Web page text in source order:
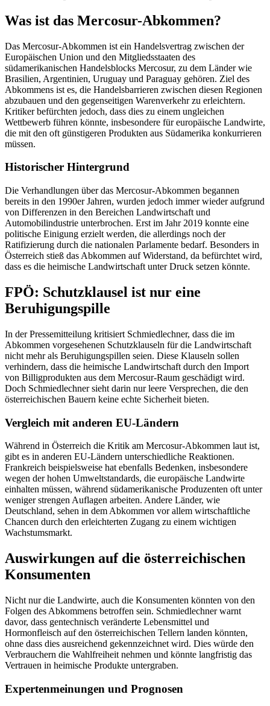
Was ist das Mercosur-Abkommen?
Das Mercosur-Abkommen ist ein Handelsvertrag zwischen der
Europäischen Union und den Mitgliedsstaaten des
südamerikanischen Handelsblocks Mercosur, zu dem Länder wie
Brasilien, Argentinien, Uruguay und Paraguay gehören. Ziel des
Abkommens ist es, die Handelsbarrieren zwischen diesen Regionen
abzubauen und den gegenseitigen Warenverkehr zu erleichtern.
Kritiker befürchten jedoch, dass dies zu einem ungleichen
Wettbewerb führen könnte, insbesondere für europäische Landwirte,
die mit den oft günstigeren Produkten aus Südamerika konkurrieren
müssen.
Historischer Hintergrund
Die Verhandlungen über das Mercosur-Abkommen begannen
bereits in den 1990er Jahren, wurden jedoch immer wieder aufgrund
von Differenzen in den Bereichen Landwirtschaft und
Automobilindustrie unterbrochen. Erst im Jahr 2019 konnte eine
politische Einigung erzielt werden, die allerdings noch der
Ratifizierung durch die nationalen Parlamente bedarf. Besonders in
Österreich stieß das Abkommen auf Widerstand, da befürchtet wird,
dass es die heimische Landwirtschaft unter Druck setzen könnte.
FPÖ: Schutzklausel ist nur eine
Beruhigungspille
In der Pressemitteilung kritisiert Schmiedlechner, dass die im
Abkommen vorgesehenen Schutzklauseln für die Landwirtschaft
nicht mehr als Beruhigungspillen seien. Diese Klauseln sollen
verhindern, dass die heimische Landwirtschaft durch den Import
von Billigprodukten aus dem Mercosur-Raum geschädigt wird.
Doch Schmiedlechner sieht darin nur leere Versprechen, die den
österreichischen Bauern keine echte Sicherheit bieten.
Vergleich mit anderen EU-Ländern
Während in Österreich die Kritik am Mercosur-Abkommen laut ist,
gibt es in anderen EU-Ländern unterschiedliche Reaktionen.
Frankreich beispielsweise hat ebenfalls Bedenken, insbesondere
wegen der hohen Umweltstandards, die europäische Landwirte
einhalten müssen, während südamerikanische Produzenten oft unter
weniger strengen Auflagen arbeiten. Andere Länder, wie
Deutschland, sehen in dem Abkommen vor allem wirtschaftliche
Chancen durch den erleichterten Zugang zu einem wichtigen
Wachstumsmarkt.
Auswirkungen auf die österreichischen
Konsumenten
Nicht nur die Landwirte, auch die Konsumenten könnten von den
Folgen des Abkommens betroffen sein. Schmiedlechner warnt
davor, dass gentechnisch veränderte Lebensmittel und
Hormonfleisch auf den österreichischen Tellern landen könnten,
ohne dass dies ausreichend gekennzeichnet wird. Dies würde den
Verbrauchern die Wahlfreiheit nehmen und könnte langfristig das
Vertrauen in heimische Produkte untergraben.
Expertenmeinungen und Prognosen